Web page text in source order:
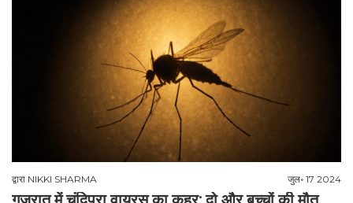
द्वारा NIKKI SHARMA जुल॰ 17 2024